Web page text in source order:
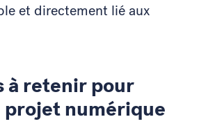
et directement lié aux
à retenir pour
numérique